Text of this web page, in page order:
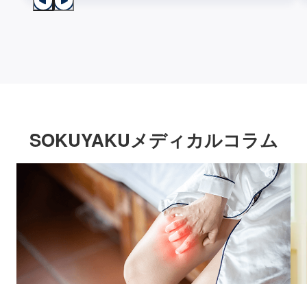
SOKUYAKUメディカルコラム